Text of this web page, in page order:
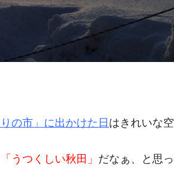
りの市」に出かけた日 はきれいな空
「うつくしい秋田」 だなぁ、と思